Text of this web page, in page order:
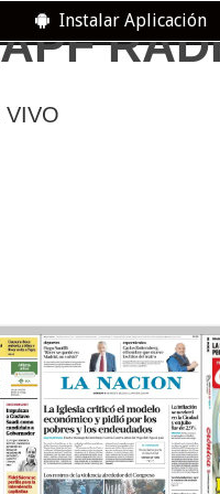
Instalar Aplicación
VIVO